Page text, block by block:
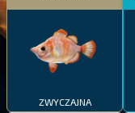
ZWYCZAJNA